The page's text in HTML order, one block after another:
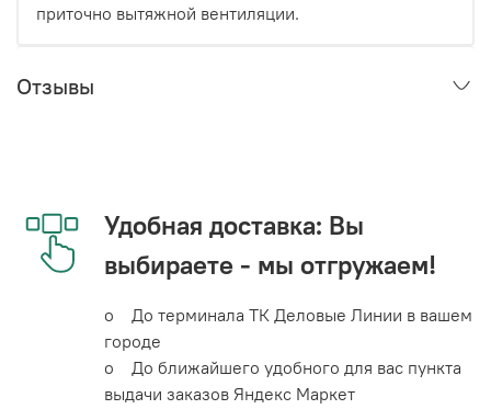
приточно вытяжной вентиляции.
Отзывы
Удобная доставка: Вы
выбираете - мы отгружаем!
o До терминала ТК Деловые Линии в вашем
городе
o До ближайшего удобного для вас пункта
выдачи заказов Яндекс Маркет